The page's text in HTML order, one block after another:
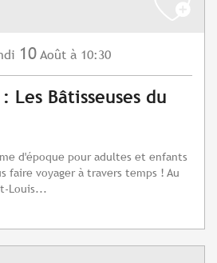
10 Août à 10:30
Les Bâtisseuses du
d'époque pour adultes et enfants
faire voyager à travers temps ! Au
Louis...